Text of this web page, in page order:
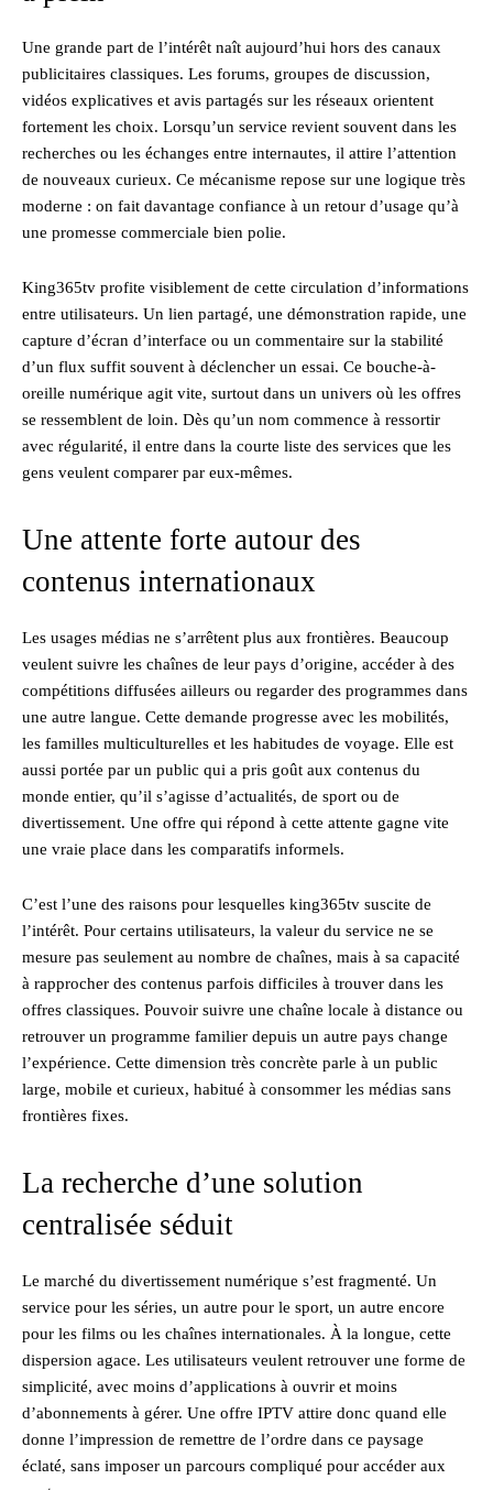
Une grande part de l’intérêt naît aujourd’hui hors des canaux
publicitaires classiques. Les forums, groupes de discussion,
vidéos explicatives et avis partagés sur les réseaux orientent
fortement les choix. Lorsqu’un service revient souvent dans les
recherches ou les échanges entre internautes, il attire l’attention
de nouveaux curieux. Ce mécanisme repose sur une logique très
moderne : on fait davantage confiance à un retour d’usage qu’à
une promesse commerciale bien polie.
King365tv profite visiblement de cette circulation d’informations
entre utilisateurs. Un lien partagé, une démonstration rapide, une
capture d’écran d’interface ou un commentaire sur la stabilité
d’un flux suffit souvent à déclencher un essai. Ce bouche-à-
oreille numérique agit vite, surtout dans un univers où les offres
se ressemblent de loin. Dès qu’un nom commence à ressortir
avec régularité, il entre dans la courte liste des services que les
gens veulent comparer par eux-mêmes.
Une attente forte autour des
contenus internationaux
Les usages médias ne s’arrêtent plus aux frontières. Beaucoup
veulent suivre les chaînes de leur pays d’origine, accéder à des
compétitions diffusées ailleurs ou regarder des programmes dans
une autre langue. Cette demande progresse avec les mobilités,
les familles multiculturelles et les habitudes de voyage. Elle est
aussi portée par un public qui a pris goût aux contenus du
monde entier, qu’il s’agisse d’actualités, de sport ou de
divertissement. Une offre qui répond à cette attente gagne vite
une vraie place dans les comparatifs informels.
C’est l’une des raisons pour lesquelles king365tv suscite de
l’intérêt. Pour certains utilisateurs, la valeur du service ne se
mesure pas seulement au nombre de chaînes, mais à sa capacité
à rapprocher des contenus parfois difficiles à trouver dans les
offres classiques. Pouvoir suivre une chaîne locale à distance ou
retrouver un programme familier depuis un autre pays change
l’expérience. Cette dimension très concrète parle à un public
large, mobile et curieux, habitué à consommer les médias sans
frontières fixes.
La recherche d’une solution
centralisée séduit
Le marché du divertissement numérique s’est fragmenté. Un
service pour les séries, un autre pour le sport, un autre encore
pour les films ou les chaînes internationales. À la longue, cette
dispersion agace. Les utilisateurs veulent retrouver une forme de
simplicité, avec moins d’applications à ouvrir et moins
d’abonnements à gérer. Une offre IPTV attire donc quand elle
donne l’impression de remettre de l’ordre dans ce paysage
éclaté, sans imposer un parcours compliqué pour accéder aux